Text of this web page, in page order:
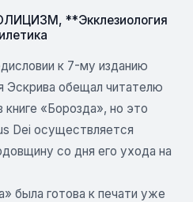
, **Экклезиология
к 7-му изданию
Эскрива обещал читателю
«Борозда», но это
Dei осуществляется
со дня его ухода на
была готова к печати уже